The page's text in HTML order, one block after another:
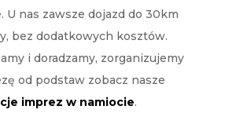
U nas zawsze dojazd do 30km
bez dodatkowych kosztów.
i doradzamy, zorganizujemy
od podstaw zobacz nasze
imprez w namiocie.